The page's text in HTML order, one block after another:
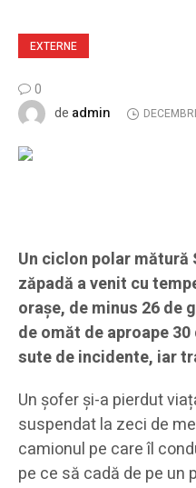
EXTERNE
0
de admin
Un ciclon polar mătură
zăpadă a venit cu
orașe, de minus 26 de
de omăt de aproape
sute de incidente, iar
Un șofer și-a pierdut
suspendat la zeci de
camionul pe care îl
pe ce să cadă de pe un